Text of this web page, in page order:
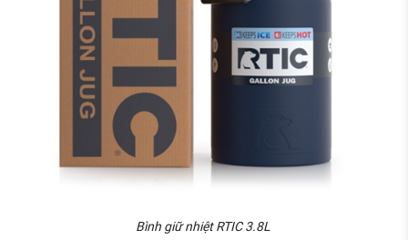
Bình giữ nhiệt RTIC 3.8L